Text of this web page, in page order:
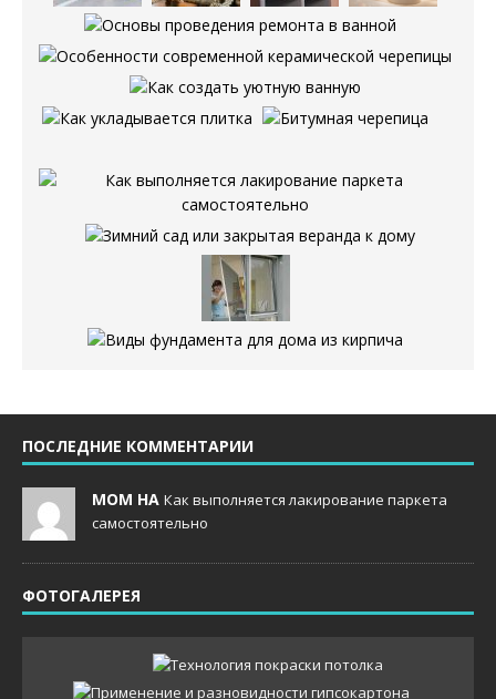
ПОСЛЕДНИЕ КОММЕНТАРИИ
MOM НА Как выполняется лакирование паркета
самостоятельно
ФОТОГАЛЕРЕЯ